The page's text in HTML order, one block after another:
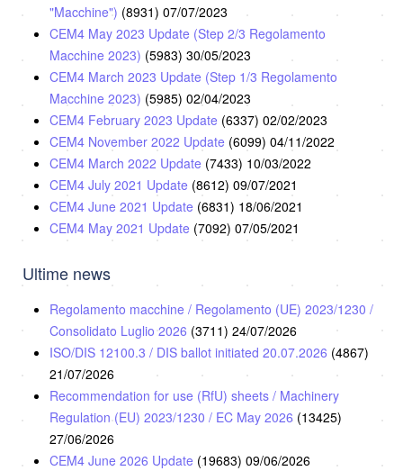
"Macchine") (8931) 07/07/2023
CEM4 May 2023 Update (Step 2/3 Regolamento
Macchine 2023) (5983) 30/05/2023
CEM4 March 2023 Update (Step 1/3 Regolamento
Macchine 2023) (5985) 02/04/2023
CEM4 February 2023 Update (6337) 02/02/2023
CEM4 November 2022 Update (6099) 04/11/2022
CEM4 March 2022 Update (7433) 10/03/2022
CEM4 July 2021 Update (8612) 09/07/2021
CEM4 June 2021 Update (6831) 18/06/2021
CEM4 May 2021 Update (7092) 07/05/2021
Ultime news
Regolamento macchine / Regolamento (UE) 2023/1230 /
Consolidato Luglio 2026 (3711) 24/07/2026
ISO/DIS 12100.3 / DIS ballot initiated 20.07.2026 (4867)
21/07/2026
Recommendation for use (RfU) sheets / Machinery
Regulation (EU) 2023/1230 / EC May 2026 (13425)
27/06/2026
CEM4 June 2026 Update (19683) 09/06/2026